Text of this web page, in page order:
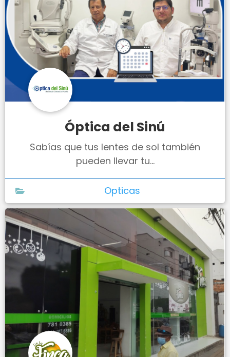
Óptica del Sinú
Sabías que tus lentes de sol también
pueden llevar tu...
Opticas